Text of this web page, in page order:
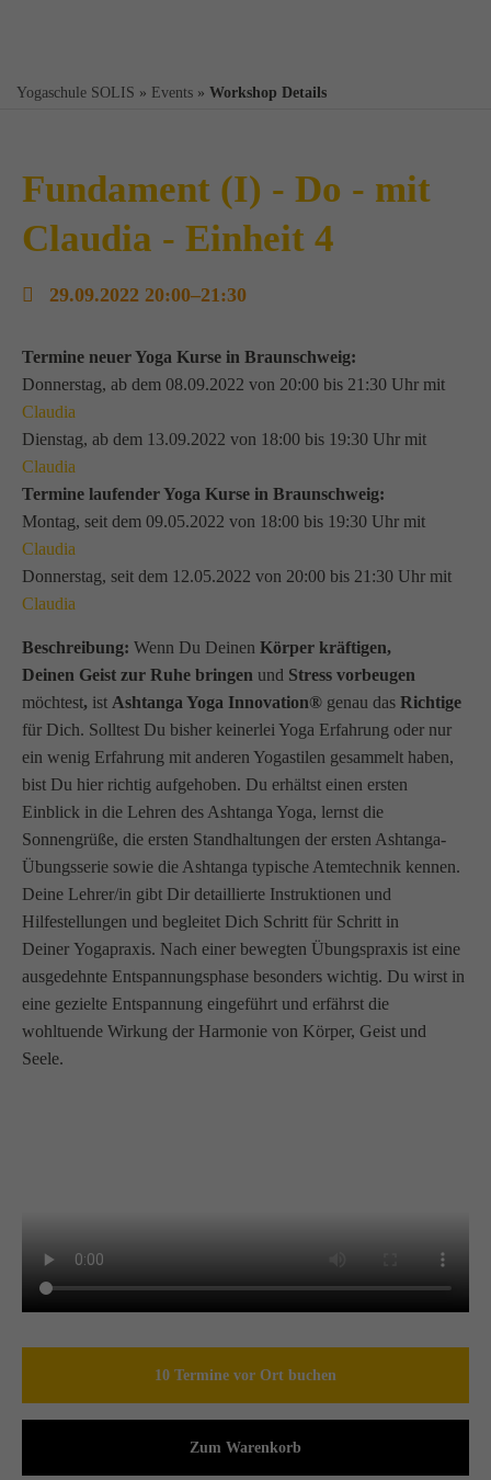
Yogaschule SOLIS » Events » Workshop Details
Fundament (I) - Do - mit
Claudia - Einheit 4
29.09.2022 20:00–21:30
Termine neuer Yoga Kurse in Braunschweig:
Donnerstag, ab dem 08.09.2022 von 20:00 bis 21:30 Uhr mit
Claudia
Dienstag, ab dem 13.09.2022 von 18:00 bis 19:30 Uhr mit
Claudia
Termine laufender Yoga Kurse in Braunschweig:
Montag, seit dem 09.05.2022 von 18:00 bis 19:30 Uhr mit
Claudia
Donnerstag, seit dem 12.05.2022 von 20:00 bis 21:30 Uhr mit
Claudia
Beschreibung: Wenn Du DeinenKörper kräftigen,
Deinen Geist zur Ruhe bringen und Stress vorbeugen
möchtest, ist Ashtanga Yoga Innovation® genau dasRichtige
für Dich. Solltest Du bisher keinerlei Yoga Erfahrung oder nur
ein wenig Erfahrung mit anderen Yogastilen gesammelt haben,
bist Du hier richtig aufgehoben. Du erhältst einen ersten
Einblick in die Lehren des Ashtanga Yoga, lernst die
Sonnengrüße, die ersten Standhaltungen der ersten Ashtanga-
Übungsserie sowie die Ashtanga typische Atemtechnik kennen.
Deine Lehrer/in gibt Dir detaillierte Instruktionen und
Hilfestellungen und begleitet Dich Schritt für Schritt in
Deiner Yogapraxis. Nach einer bewegten Übungspraxis ist eine
ausgedehnte Entspannungsphase besonders wichtig. Du wirst in
eine gezielte Entspannung eingeführt und erfährst die
wohltuende Wirkung der Harmonie von Körper, Geist und
Seele.
10 Termine vor Ort buchen
Zum Warenkorb